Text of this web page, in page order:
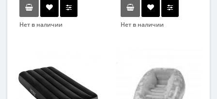
Нет в наличии
Матрасы
Возраст
От 1 года
Нет в наличии
Возраст
От 8 лет